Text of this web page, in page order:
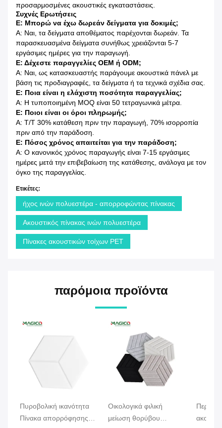
προσαρμοσμένες ακουστικές εγκαταστάσεις.
Συχνές Ερωτήσεις
Ε: Μπορώ να έχω δωρεάν δείγματα για δοκιμές;
Α: Ναι, τα δείγματα αποθέματος παρέχονται δωρεάν. Τα
παρασκευασμένα δείγματα συνήθως χρειάζονται 5-7
εργάσιμες ημέρες για την παραγωγή.
Ε: Δέχεστε παραγγελίες OEM ή ODM;
Α: Ναι, ως κατασκευαστής παράγουμε ακουστικά πάνελ με
βάση τις προδιαγραφές, τα δείγματα ή τα τεχνικά σχέδια σας.
Ε: Ποια είναι η ελάχιστη ποσότητα παραγγελίας;
Α: Η τυποποιημένη MOQ είναι 50 τετραγωνικά μέτρα.
Ε: Ποιοι είναι οι όροι πληρωμής;
Α: T/T 30% κατάθεση πριν την παραγωγή, 70% ισορροπία
πριν από την παράδοση.
Ε: Πόσος χρόνος απαιτείται για την παράδοση;
Α: Ο κανονικός χρόνος παραγωγής είναι 7-15 εργάσιμες
ημέρες μετά την επιβεβαίωση της κατάθεσης, ανάλογα με τον
όγκο της παραγγελίας.
Ετικέτες:
ήχος ινών πολυεστέρα - απορροφώντας πίνακας
Ακουστικός πίνακας ινών πολυεστέρα
Πίνακες ακουστικών τοίχων PET
παρόμοια προϊόντα
Πυροβολική ικανότητα
Πίνακα απορρόφησης
Οικολογικά φιλική
μείωση θορύβου